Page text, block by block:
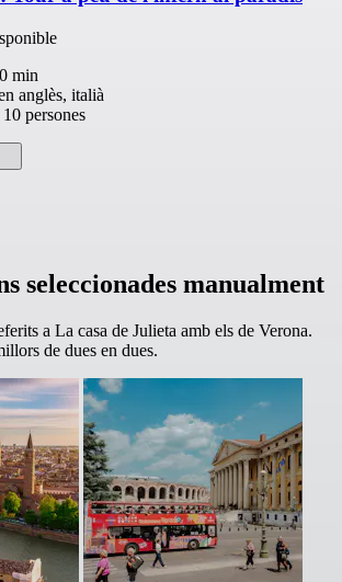
min
anglès, italià
persones
seleccionades manualment
a La casa de Julieta amb els de Verona.
de dues en dues.